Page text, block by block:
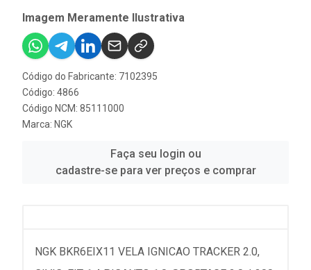
Imagem Meramente Ilustrativa
Código do Fabricante: 7102395
Código: 4866
Código NCM: 85111000
Marca: NGK
Faça seu login ou
cadastre-se para ver preços e comprar
NGK BKR6EIX11 VELA IGNICAO TRACKER 2.0,